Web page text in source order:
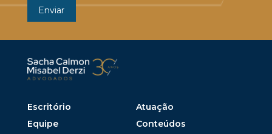
Escritório
Atuação
Equipe
Conteúdos